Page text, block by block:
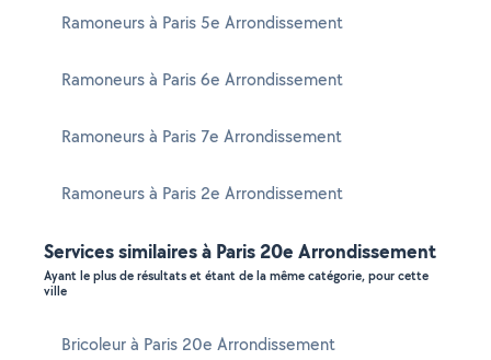
Ramoneurs à Paris 5e Arrondissement
Ramoneurs à Paris 6e Arrondissement
Ramoneurs à Paris 7e Arrondissement
Ramoneurs à Paris 2e Arrondissement
Services similaires à Paris 20e Arrondissement
Ayant le plus de résultats et étant de la même catégorie, pour cette
ville
Bricoleur à Paris 20e Arrondissement